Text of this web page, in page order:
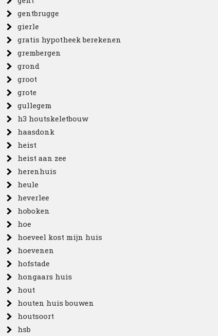
gentbrugge
gierle
gratis hypotheek berekenen
grembergen
grond
groot
grote
gullegem
h3 houtskeletbouw
haasdonk
heist
heist aan zee
herenhuis
heule
heverlee
hoboken
hoe
hoeveel kost mijn huis
hoevenen
hofstade
hongaars huis
hout
houten huis bouwen
houtsoort
hsb